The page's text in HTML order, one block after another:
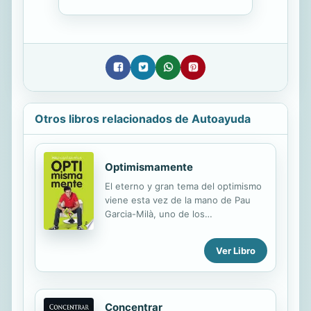
Otros libros relacionados de Autoayuda
Optimismamente
El eterno y gran tema del optimismo
viene esta vez de la mano de Pau
Garcia-Milà, uno de los
España. Fundador del sistema
operativo eyeOs y conferenciante en
los lugares más prestigiosos del país,
Ver Libro
Concentrar